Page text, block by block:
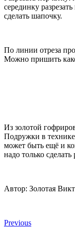
серединку
сделать шапочку.
По линии отреза
Можно пришить
Из золотой
Подружки в
может быть ещё и
надо только сделать
Автор: Золотая
Previous